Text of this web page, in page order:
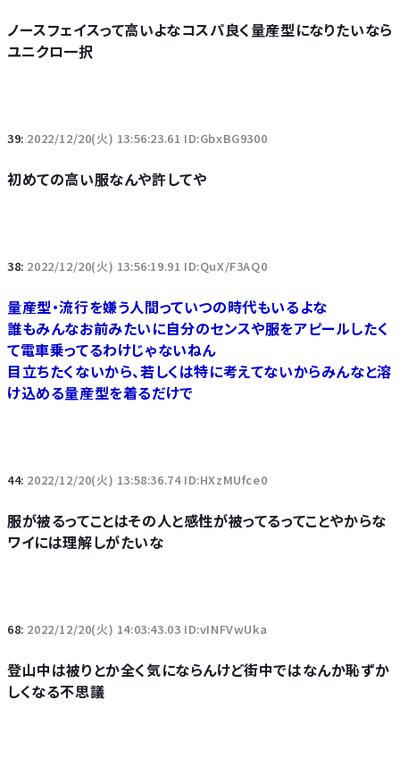
ノースフェイスって高いよなコスパ良く量産型になりたいなら
ユニクロ一択
39: 2022/12/20(火) 13:56:23.61 ID:GbxBG9300
初めての高い服なんや許してや
38: 2022/12/20(火) 13:56:19.91 ID:QuX/F3AQ0
量産型・流行を嫌う人間っていつの時代もいるよな
誰もみんなお前みたいに自分のセンスや服をアピールしたく
て電車乗ってるわけじゃないねん
目立ちたくないから、若しくは特に考えてないからみんなと溶
け込める量産型を着るだけで
44: 2022/12/20(火) 13:58:36.74 ID:HXzMUfce0
服が被るってことはその人と感性が被ってるってことやからな
ワイには理解しがたいな
68: 2022/12/20(火) 14:03:43.03 ID:vINFVwUka
登山中は被りとか全く気にならんけど街中ではなんか恥ずか
しくなる不思議